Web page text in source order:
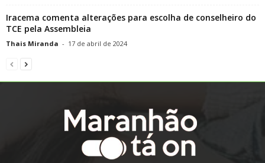
Iracema comenta alterações para escolha de conselheiro do
TCE pela Assembleia
Thais Miranda - 17 de abril de 2024